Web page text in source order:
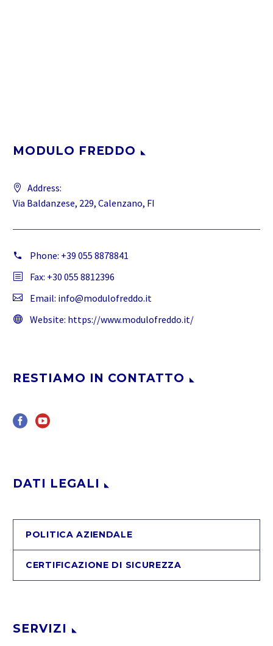
MODULO FREDDO
Address:
Via Baldanzese, 229, Calenzano, FI
Phone: +39 055 8878841
Fax: +30 055 8812396
Email: info@modulofreddo.it
Website: https://www.modulofreddo.it/
RESTIAMO IN CONTATTO
DATI LEGALI
POLITICA AZIENDALE
CERTIFICAZIONE DI SICUREZZA
SERVIZI